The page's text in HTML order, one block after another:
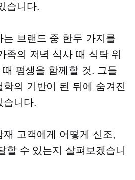
습니다.
는 브랜드 중 한두 가지를
족의 저녁 식사 때 식탁 위
평생을 함께할 것. 그들
의 기반이 된 뒤에 숨겨진
습니다.
고객에게 어떻게 신조,
할 수 있는지 살펴보겠습니